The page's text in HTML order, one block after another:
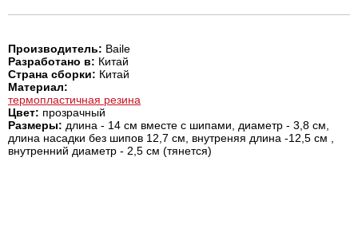
Производитель: Baile
Разработано в: Китай
Страна сборки: Китай
Материал:
термопластичная резина
Цвет: прозрачный
Размеры: длина - 14 см вместе с шипами, диаметр - 3,8 см,
длина насадки без шипов 12,7 см, внутреняя длина -12,5 см ,
внутренний диаметр - 2,5 см (тянется)